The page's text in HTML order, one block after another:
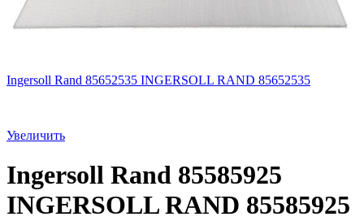
Ingersoll Rand 85652535 INGERSOLL RAND 85652535
Увеличить
Ingersoll Rand 85585925
INGERSOLL RAND 85585925